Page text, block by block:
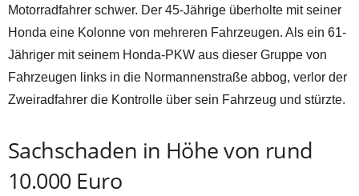
Motorradfahrer schwer. Der 45-Jährige überholte mit seiner
Honda eine Kolonne von mehreren Fahrzeugen. Als ein 61-
Jähriger mit seinem Honda-PKW aus dieser Gruppe von
Fahrzeugen links in die Normannenstraße abbog, verlor der
Zweiradfahrer die Kontrolle über sein Fahrzeug und stürzte.
Sachschaden in Höhe von rund
10.000 Euro